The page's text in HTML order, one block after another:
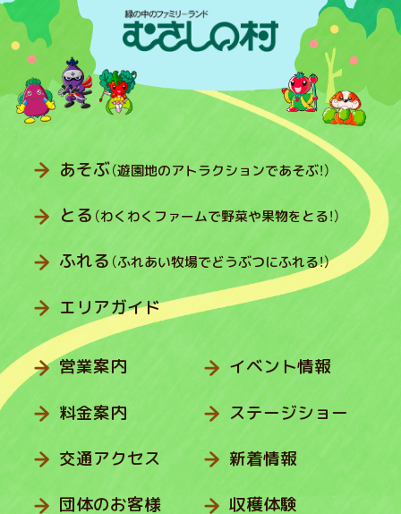
あそぶ（遊園地のアトラクションであそぶ！）
とる （わくわくファームで野菜や果物をとる！）
ふれる （ふれあい牧場でどうぶつにふれる！）
エリアガイド
営業案内
料金案内
交通アクセス
団体のお客様
イベント情報
ステージショー
新着情報
収穫体験